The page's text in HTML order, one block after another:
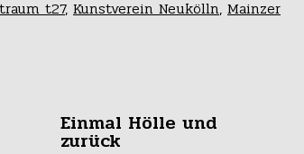
t27, Kunstverein Neukölln, Mainzer
Einmal Hölle und
zurück